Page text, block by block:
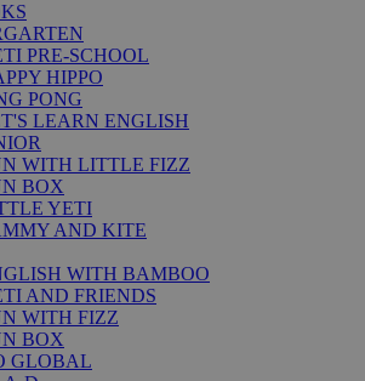
PRE-SCHOOL
HIPPO
PONG
LEARN ENGLISH
WITH LITTLE FIZZ
BOX
YETI
AND KITE
WITH BAMBOO
AND FRIENDS
WITH FIZZ
BOX
GLOBAL